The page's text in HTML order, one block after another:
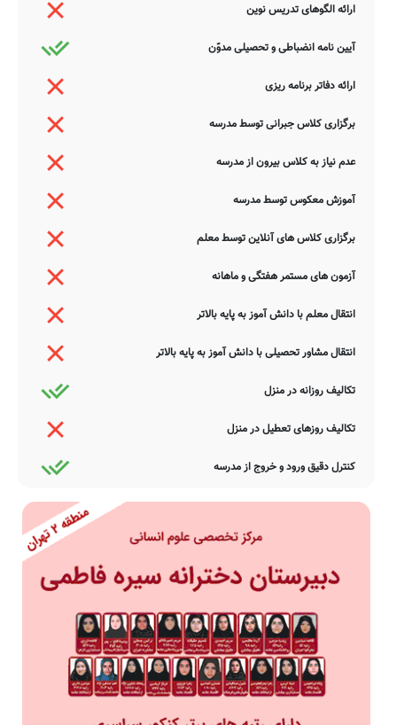
ارائه الگوهای تدریس نوین
آیین نامه انضباطی و تحصیلی مدوّن
ارائه دفاتر برنامه ریزی
برگزاری کلاس جبرانی توسط مدرسه
عدم نیاز به کلاس بیرون از مدرسه
آموزش معکوس توسط مدرسه
برگزاری کلاس های آنلاین توسط معلم
آزمون های مستمر هفتگی و ماهانه
انتقال معلم با دانش آموز به پایه بالاتر
انتقال مشاور تحصیلی با دانش آموز به پایه بالاتر
تکالیف روزانه در منزل
تکالیف روزهای تعطیل در منزل
کنترل دقیق ورود و خروج از مدرسه